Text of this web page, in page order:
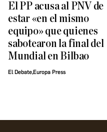
El PP acusa al PNV de
estar «en el mismo
equipo» que quienes
sabotearon la final del
Mundial en Bilbao
El Debate,Europa Press